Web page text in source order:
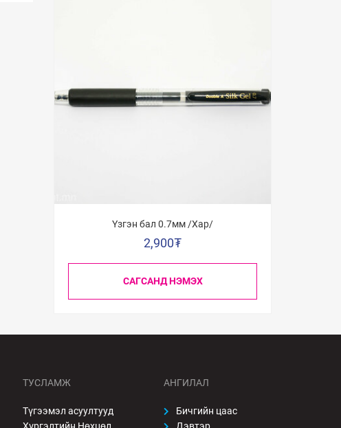
Үзгэн бал 0.7мм /Хар/
2,900₮
САГСАНД НЭМЭХ
ТУСЛАМЖ
Түгээмэл асуултууд
АНГИЛАЛ
Бичгийн цаас